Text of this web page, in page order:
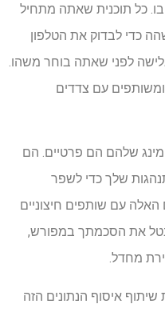
כל תוכנית שאתה מתחיל
כדי לבדוק את הטלפון
לפני שאתה בוחר משהו.
עם צדדים
שלהם הם פרטיים. הם
שלך כדי לשפר
עם שותפים חיצוניים
את הסכמתך במפורש,
מחדל.
איסוף הנתונים הזה